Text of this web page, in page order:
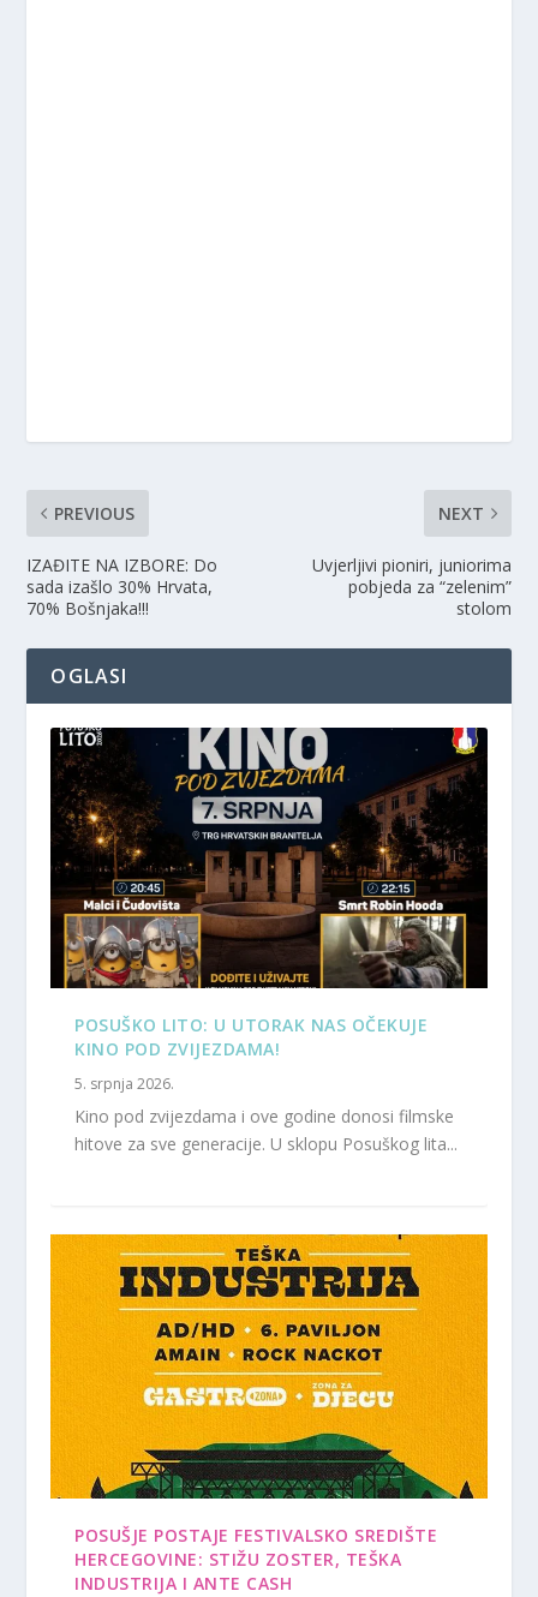
PREVIOUS
IZAĐITE NA IZBORE: Do
sada izašlo 30% Hrvata,
70% Bošnjaka!!!
NEXT
Uvjerljivi pioniri, juniorima
pobjeda za “zelenim”
stolom
OGLASI
POSUŠKO LITO: U UTORAK NAS OČEKUJE
KINO POD ZVIJEZDAMA!
5. srpnja 2026.
Kino pod zvijezdama i ove godine donosi filmske
hitove za sve generacije. U sklopu Posuškog lita...
POSUŠJE POSTAJE FESTIVALSKO SREDIŠTE
HERCEGOVINE: STIŽU ZOSTER, TEŠKA
INDUSTRIJA I ANTE CASH